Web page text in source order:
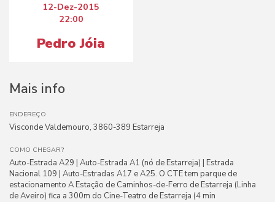
12-Dez-2015
22:00
Pedro Jóia
Mais info
ENDEREÇO
Visconde Valdemouro, 3860-389 Estarreja
COMO CHEGAR?
Auto-Estrada A29 | Auto-Estrada A1 (nó de Estarreja) | Estrada
Nacional 109 | Auto-Estradas A17 e A25. O CTE tem parque de
estacionamento A Estação de Caminhos-de-Ferro de Estarreja (Linha
de Aveiro) fica a 300m do Cine-Teatro de Estarreja (4 min